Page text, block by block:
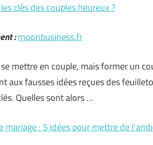
clés des couples heureux ?
:moonbusiness.fr
mettre en couple, mais former un
aux fausses idées reçues des
Quelles sont alors …
mariage : 5 idées pour mettre de